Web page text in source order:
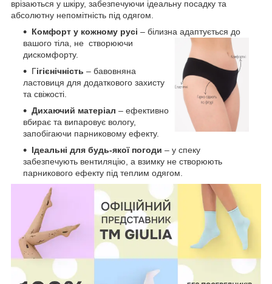
врізаються у шкіру, забезпечуючи ідеальну посадку та
абсолютну непомітність під одягом.
Комфорт у кожному русі – білизна адаптується до
вашого тіла, не створюючи
дискомфорту.
Гігієнічність – бавовняна
ластовиця для додаткового захисту
та свіжості.
Дихаючий матеріал – ефективно
вбирає та випаровує вологу,
запобігаючи парниковому ефекту.
Ідеальні для будь-якої погоди – у спеку
забезпечують вентиляцію, а взимку не створюють
парникового ефекту під теплим одягом.